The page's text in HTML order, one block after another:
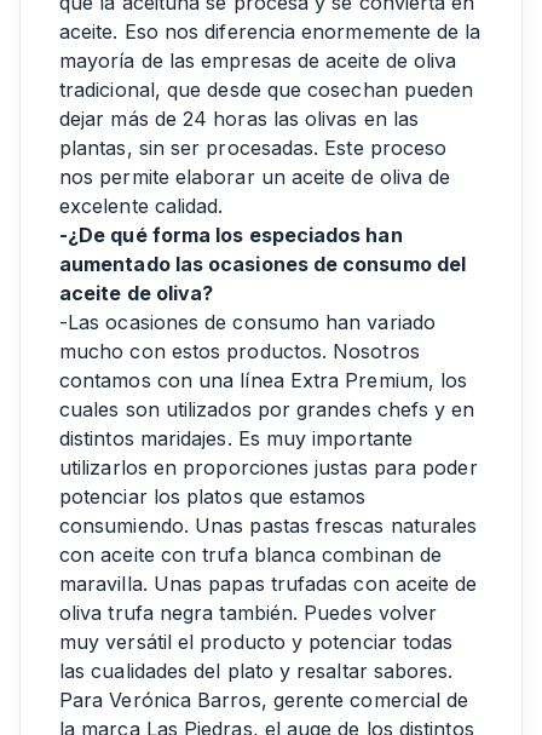
aceite. Eso nos diferencia enormemente de la
mayoría de las empresas de aceite de oliva
tradicional, que desde que cosechan pueden
dejar más de 24 horas las olivas en las
plantas, sin ser procesadas. Este proceso
nos permite elaborar un aceite de oliva de
excelente calidad.
-¿De qué forma los especiados han
aumentado las ocasiones de consumo del
aceite de oliva?
-Las ocasiones de consumo han variado
mucho con estos productos. Nosotros
contamos con una línea Extra Premium, los
cuales son utilizados por grandes chefs y en
distintos maridajes. Es muy importante
utilizarlos en proporciones justas para poder
potenciar los platos que estamos
consumiendo. Unas pastas frescas naturales
con aceite con trufa blanca combinan de
maravilla. Unas papas trufadas con aceite de
oliva trufa negra también. Puedes volver
muy versátil el producto y potenciar todas
las cualidades del plato y resaltar sabores.
Para Verónica Barros, gerente comercial de
la marca Las Piedras, el auge de los distintos